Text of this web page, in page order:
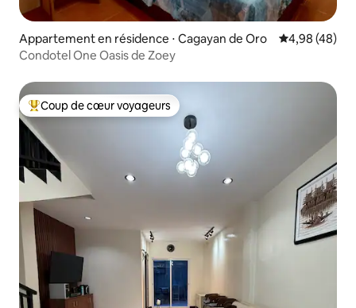
Appartement en résidence ⋅ Cagayan de Oro Évaluation
4,98 (48)
Condotel One Oasis de Zoey
Coups de cœur voyageurs les plus appréciés
Coup de cœur voyageurs